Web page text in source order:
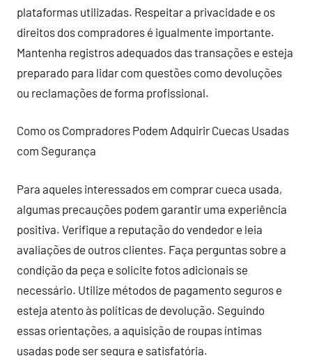
plataformas utilizadas. Respeitar a privacidade e os
direitos dos compradores é igualmente importante.
Mantenha registros adequados das transações e esteja
preparado para lidar com questões como devoluções
ou reclamações de forma profissional.
Como os Compradores Podem Adquirir Cuecas Usadas
com Segurança
Para aqueles interessados em comprar cueca usada,
algumas precauções podem garantir uma experiência
positiva. Verifique a reputação do vendedor e leia
avaliações de outros clientes. Faça perguntas sobre a
condição da peça e solicite fotos adicionais se
necessário. Utilize métodos de pagamento seguros e
esteja atento às políticas de devolução. Seguindo
essas orientações, a aquisição de roupas íntimas
usadas pode ser segura e satisfatória.